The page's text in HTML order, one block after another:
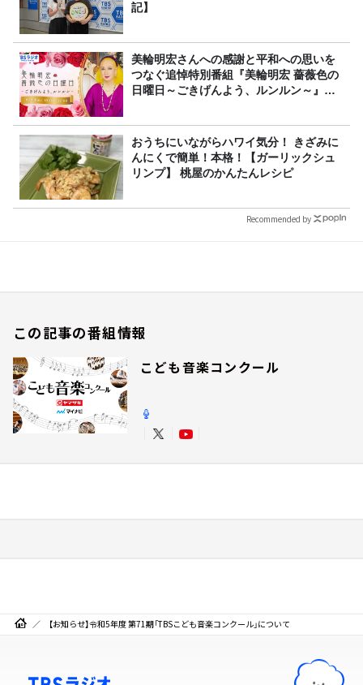
記】
美輪明宏さんへの感謝と平和への思いを
つなぐ追悼特別番組『美輪明宏 薔薇色の
日曜日～ごきげんよう、ルンルン～』
おうちにいながらハワイ気分！ きざみに
んにくで簡単！本格！【ガーリックシュ
リンプ】 桃屋のかんたんレシピ
Recommended by
この記事の番組情報
こども音楽コンクール
【お知らせ】令和5年度 第71期「TBSこども音楽コンクール」について